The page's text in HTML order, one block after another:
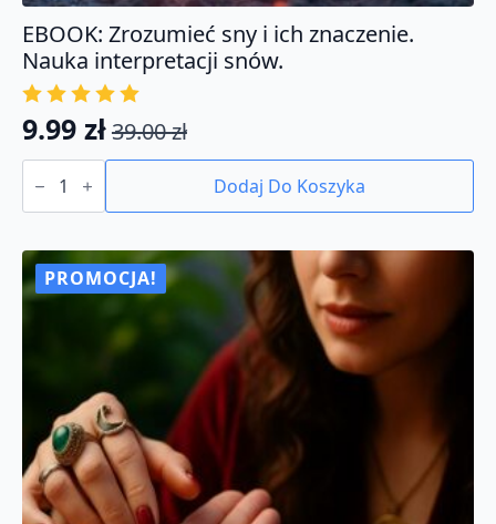
EBOOK: Zrozumieć sny i ich znaczenie.
Nauka interpretacji snów.
39.00zł
Pierwotna
cena
wynosiła:
39.00 zł.
9.99 zł
Aktualna
cena
wynosi:
9.99 zł.
ilość
EBOOK:
sny
ich
znaczenie.
Nauka
snów.
Dodaj Do Koszyka
PROMOCJA!